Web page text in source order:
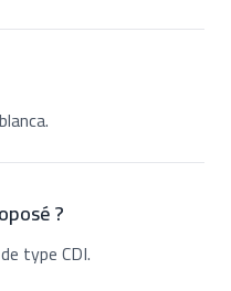
?
type CDI.